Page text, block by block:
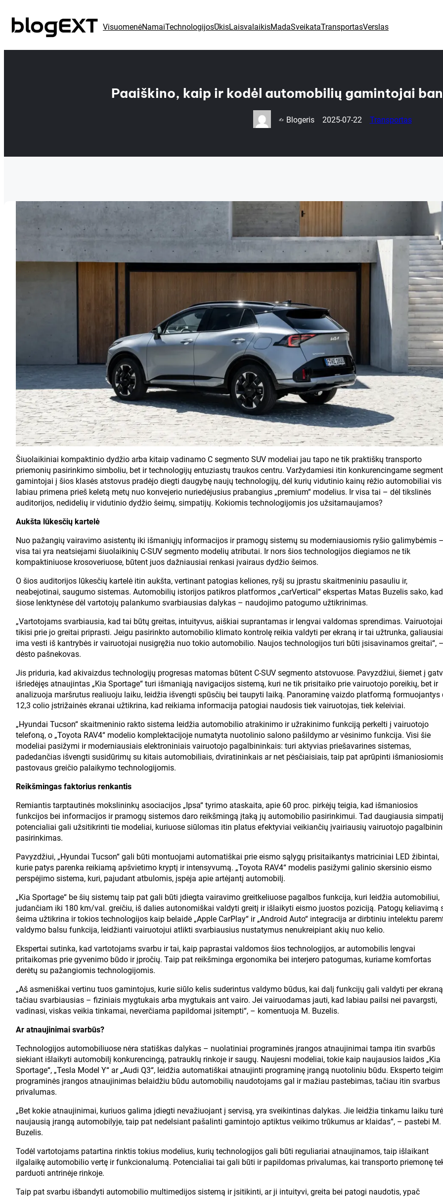
prie
turinio
VisuomenėNamaiTechnologijosŪkisLaisvalaikisMadaSveikataTransportasVerslas
Paaiškino, kaip ir kodėl automobilių gamintojai
✍️ Blogeris 2025-07-22 Transportas
Šiuolaikiniai kompaktinio dydžio arba kitaip vadinamo C segmento SUV modeliai jau tapo ne tik praktiškų transporto
priemonių pasirinkimo simboliu, bet ir technologijų entuziastų traukos centru. Varžydamiesi itin konkurencingame
gamintojai į šios klasės atstovus pradėjo diegti daugybę naujų technologijų, dėl kurių vidutinio kainų rėžio automobiliai vis
labiau primena prieš keletą metų nuo konvejerio nuriedėjusius prabangius „premium“ modelius. Ir visa tai – dėl tikslinės
auditorijos, nedidelių ir vidutinio dydžio šeimų, simpatijų. Kokiomis technologijomis jos užsitarnaujamos?
Aukšta lūkesčių kartelė
Nuo pažangių vairavimo asistentų iki išmaniųjų informacijos ir pramogų sistemų su moderniausiomis ryšio galimybėmis –
visa tai yra neatsiejami šiuolaikinių C-SUV segmento modelių atributai. Ir nors šios technologijos diegiamos ne tik
kompaktiniuose krosoveriuose, būtent juos dažniausiai renkasi įvairaus dydžio šeimos.
O šios auditorijos lūkesčių kartelė itin aukšta, vertinant patogias keliones, ryšį su įprastu skaitmeniniu pasauliu ir,
neabejotinai, saugumo sistemas. Automobilių istorijos patikros platformos „carVertical“ ekspertas Matas Buzelis sako, kad
šiose lenktynėse dėl vartotojų palankumo svarbiausias dalykas – naudojimo patogumo užtikrinimas.
„Vartotojams svarbiausia, kad tai būtų greitas, intuityvus, aiškiai suprantamas ir lengvai valdomas sprendimas. Vairuotojai
tikisi prie jo greitai priprasti. Jeigu pasirinkto automobilio klimato kontrolę reikia valdyti per ekraną ir tai užtrunka, galiausiai
ima vesti iš kantrybės ir vairuotojai nusigręžia nuo tokio automobilio. Naujos technologijos turi būti įsisavinamos greitai“, –
dėsto pašnekovas.
Jis priduria, kad akivaizdus technologijų progresas matomas būtent C-SUV segmento atstovuose. Pavyzdžiui, šiemet į
išriedėjęs atnaujintas „Kia Sportage“ turi išmaniąją navigacijos sistemą, kuri ne tik prisitaiko prie vairuotojo poreikių, bet ir
analizuoja maršrutus realiuoju laiku, leidžia išvengti spūsčių bei taupyti laiką. Panoraminę vaizdo platformą formuojantys
12,3 colio įstrižainės ekranai užtikrina, kad reikiama informacija patogiai naudosis tiek vairuotojas, tiek keleiviai.
„Hyundai Tucson“ skaitmeninio rakto sistema leidžia automobilio atrakinimo ir užrakinimo funkciją perkelti į vairuotojo
telefoną, o „Toyota RAV4“ modelio komplektacijoje numatyta nuotolinio salono pašildymo ar vėsinimo funkcija. Visi šie
modeliai pasižymi ir moderniausiais elektroniniais vairuotojo pagalbininkais: turi aktyvias priešavarines sistemas,
padedančias išvengti susidūrimų su kitais automobiliais, dviratininkais ar net pėsčiaisiais, taip pat aprūpinti
pastovaus greičio palaikymo technologijomis.
Reikšmingas faktorius renkantis
Remiantis tarptautinės mokslininkų asociacijos „Ipsa“ tyrimo ataskaita, apie 60 proc. pirkėjų teigia, kad išmaniosios
funkcijos bei informacijos ir pramogų sistemos daro reikšmingą įtaką jų automobilio pasirinkimui. Tad daugiausia
potencialiai gali užsitikrinti tie modeliai, kuriuose siūlomas itin platus efektyviai veikiančių įvairiausių vairuotojo
pasirinkimas.
Pavyzdžiui, „Hyundai Tucson“ gali būti montuojami automatiškai prie eismo sąlygų prisitaikantys matriciniai LED žibintai,
kurie patys parenka reikiamą apšvietimo kryptį ir intensyvumą. „Toyota RAV4“ modelis pasižymi galinio skersinio eismo
perspėjimo sistema, kuri, pajudant atbulomis, įspėja apie artėjantį automobilį.
„Kia Sportage“ be šių sistemų taip pat gali būti įdiegta vairavimo greitkeliuose pagalbos funkcija, kuri leidžia automobiliui,
judančiam iki 180 km/val. greičiu, iš dalies autonomiškai valdyti greitį ir išlaikyti eismo juostos poziciją. Patogų keliavimą
šeima užtikrina ir tokios technologijos kaip belaidė „Apple CarPlay“ ir „Android Auto“ integracija ar dirbtiniu intelektu
valdymo balsu funkcija, leidžianti vairuotojui atlikti svarbiausius nustatymus nenukreipiant akių nuo kelio.
Ekspertai sutinka, kad vartotojams svarbu ir tai, kaip paprastai valdomos šios technologijos, ar automobilis lengvai
pritaikomas prie gyvenimo būdo ir įpročių. Taip pat reikšminga ergonomika bei interjero patogumas, kuriame komfortas
derėtų su pažangiomis technologijomis.
„Aš asmeniškai vertinu tuos gamintojus, kurie siūlo kelis suderintus valdymo būdus, kai dalį funkcijų gali valdyti per
tačiau svarbiausias – fiziniais mygtukais arba mygtukais ant vairo. Jei vairuodamas jauti, kad labiau pailsi nei pavargsti,
vadinasi, viskas veikia tinkamai, neverčiama papildomai įsitempti“, – komentuoja M. Buzelis.
Ar atnaujinimai svarbūs?
Technologijos automobiliuose nėra statiškas dalykas – nuolatiniai programinės įrangos atnaujinimai tampa itin svarbūs
siekiant išlaikyti automobilį konkurencingą, patrauklų rinkoje ir saugų. Naujesni modeliai, tokie kaip naujausios laidos „Kia
Sportage“, „Tesla Model Y“ ar „Audi Q3“, leidžia automatiškai atnaujinti programinę įrangą nuotoliniu būdu. Eksperto
programinės įrangos atnaujinimas belaidžiu būdu automobilių naudotojams gal ir mažiau pastebimas, tačiau itin svarbus
privalumas.
„Bet kokie atnaujinimai, kuriuos galima įdiegti nevažiuojant į servisą, yra sveikintinas dalykas. Jie leidžia tinkamu laiku
naujausią įrangą automobilyje, taip pat nedelsiant pašalinti gamintojo aptiktus veikimo trūkumus ar klaidas“, – pastebi M.
Buzelis.
Todėl vartotojams patartina rinktis tokius modelius, kurių technologijos gali būti reguliariai atnaujinamos, taip išlaikant
ilgalaikę automobilio vertę ir funkcionalumą. Potencialiai tai gali būti ir papildomas privalumas, kai transporto priemonę
parduoti antrinėje rinkoje.
Taip pat svarbu išbandyti automobilio multimedijos sistemą ir įsitikinti, ar ji intuityvi, greita bei patogi naudotis, ypač